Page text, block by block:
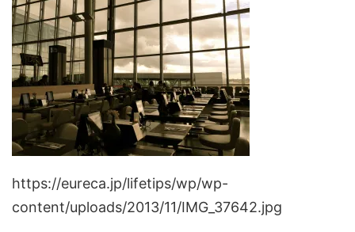
https://eureca.jp/lifetips/wp/wp-
content/uploads/2013/11/IMG_37642.jpg